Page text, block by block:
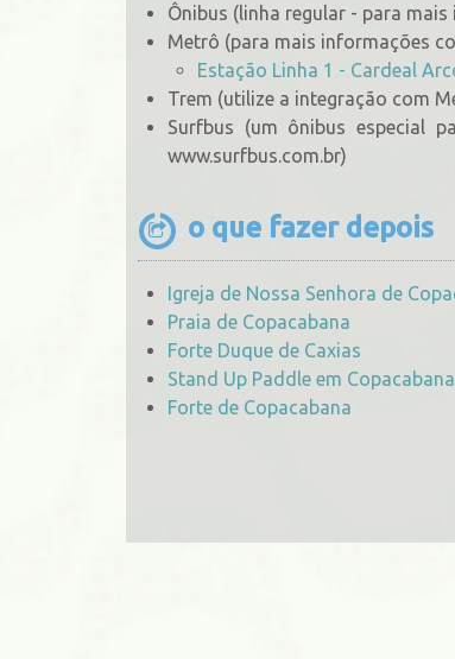
Ônibus (linha regular - para
Metrô (para mais informações
Estação Linha 1 - Cardeal
Trem (utilize a integração com
Surfbus (um ônibus especial
www.surfbus.com.br)
o que fazer depois
Igreja de Nossa Senhora de
Praia de Copacabana
Forte Duque de Caxias
Stand Up Paddle em Copacabana
Forte de Copacabana